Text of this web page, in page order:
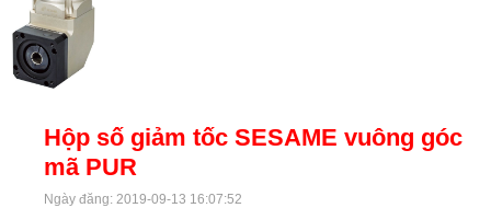
Hộp số giảm tốc SESAME vuông góc
mã PUR
Ngày đăng: 2019-09-13 16:07:52